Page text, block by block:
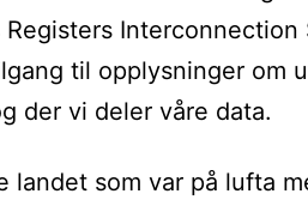
Interconnection
til opplysninger om
der vi deler våre data.
landet som var på lufta